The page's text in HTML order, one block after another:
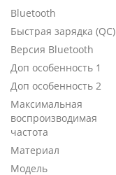
Bluetooth
Быстрая зарядка (QC)
Версия Bluetooth
Доп особенность 1
Доп особенность 2
Максимальная
воспроизводимая
частота
Материал
Модель